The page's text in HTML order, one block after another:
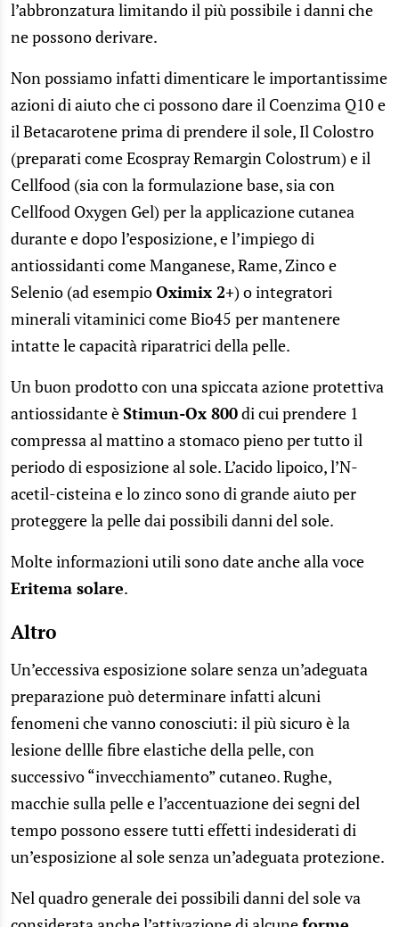
l’abbronzatura limitando il più possibile i danni che
ne possono derivare.
Non possiamo infatti dimenticare le importantissime
azioni di aiuto che ci possono dare il Coenzima Q10 e
il Betacarotene prima di prendere il sole, Il Colostro
(preparati come Ecospray Remargin Colostrum) e il
Cellfood (sia con la formulazione base, sia con
Cellfood Oxygen Gel) per la applicazione cutanea
durante e dopo l’esposizione, e l’impiego di
antiossidanti come Manganese, Rame, Zinco e
Selenio (ad esempioOximix 2+) o integratori
minerali vitaminici come Bio45 per mantenere
intatte le capacità riparatrici della pelle.
Un buon prodotto con una spiccata azione protettiva
antiossidante èStimun-Ox 800di cui prendere 1
compressa al mattino a stomaco pieno per tutto il
periodo di esposizione al sole. L’acido lipoico, l’N-
acetil-cisteina e lo zinco sono di grande aiuto per
proteggere la pelle dai possibili danni del sole.
Molte informazioni utili sono date anche alla voce
Eritema solare.
Altro
Un’eccessiva esposizione solare senza un’adeguata
preparazione può determinare infatti alcuni
fenomeni che vanno conosciuti: il più sicuro è la
lesione dellle fibre elastiche della pelle, con
successivo “invecchiamento” cutaneo. Rughe,
macchie sulla pelle e l’accentuazione dei segni del
tempo possono essere tutti effetti indesiderati di
un’esposizione al sole senza un’adeguata protezione.
Nel quadro generale dei possibili danni del sole va